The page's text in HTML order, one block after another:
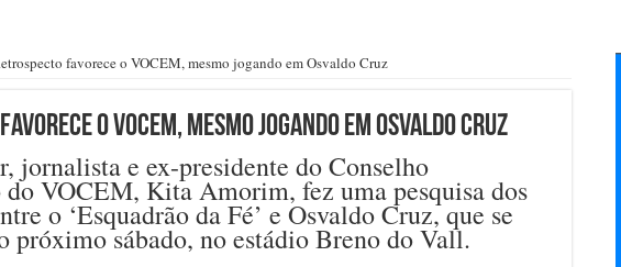
favorece o VOCEM, mesmo jogando em Osvaldo Cruz
o VOCEM, mesmo jogando em Osvaldo Cruz
jornalista e ex-presidente do Conselho
VOCEM, Kita Amorim, fez uma pesquisa dos
o ‘Esquadrão da Fé’ e Osvaldo Cruz, que se
próximo sábado, no estádio Breno do Vall.